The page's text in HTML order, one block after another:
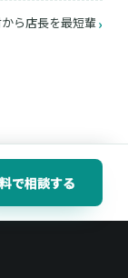
ら店長を最短輩›
で相談する